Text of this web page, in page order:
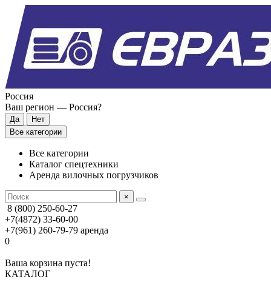
Россия
Ваш регион — Россия?
Все категории
Все категории
Каталог спецтехники
Аренда вилочных погрузчиков
×
8 (800) 250-60-27
+7(4872) 33-60-00
+7(961) 260-79-79 аренда
0
Ваша корзина пуста!
КАТАЛОГ